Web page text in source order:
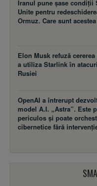
Iranul pune șase condiții
Unite pentru
Ormuz. Care sunt acestea
Elon Musk refuză
a utiliza Starlink în
Rusiei
OpenAI a întrerupt
model A.I. „Astra”. Este
periculos și poate
cibernetice fără